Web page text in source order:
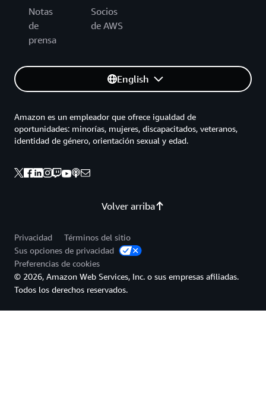
Notas
de
prensa
Socios
de AWS
English
Volver arriba
Amazon es un empleador que ofrece igualdad de
oportunidades: minorías, mujeres, discapacitados, veteranos,
identidad de género, orientación sexual y edad.
Privacidad
Términos del sitio
Sus opciones de privacidad
Preferencias de cookies
© 2026, Amazon Web Services, Inc. o sus empresas afiliadas.
Todos los derechos reservados.